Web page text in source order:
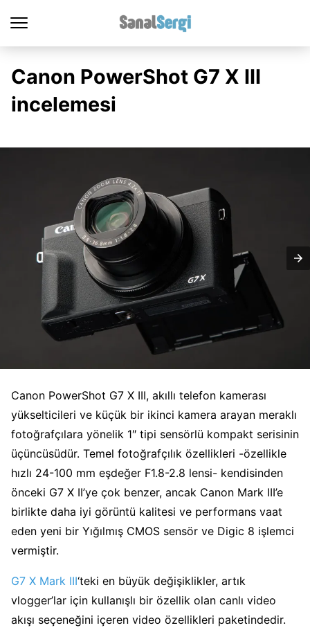
Canon PowerShot G7 X III
incelemesi
Canon PowerShot G7 X III, akıllı telefon kamerası
yükselticileri ve küçük bir ikinci kamera arayan meraklı
fotoğrafçılara yönelik 1″ tipi sensörlü kompakt serisinin
üçüncüsüdür. Temel fotoğrafçılık özellikleri -özellikle
hızlı 24-100 mm eşdeğer F1.8-2.8 lensi- kendisinden
önceki G7 X II’ye çok benzer, ancak Canon Mark III’e
birlikte daha iyi görüntü kalitesi ve performans vaat
eden yeni bir Yığılmış CMOS sensör ve Digic 8 işlemci
vermiştir.
G7 X Mark III‘teki en büyük değişiklikler, artık
vlogger’lar için kullanışlı bir özellik olan canlı video
akışı seçeneğini içeren video özellikleri paketindedir.